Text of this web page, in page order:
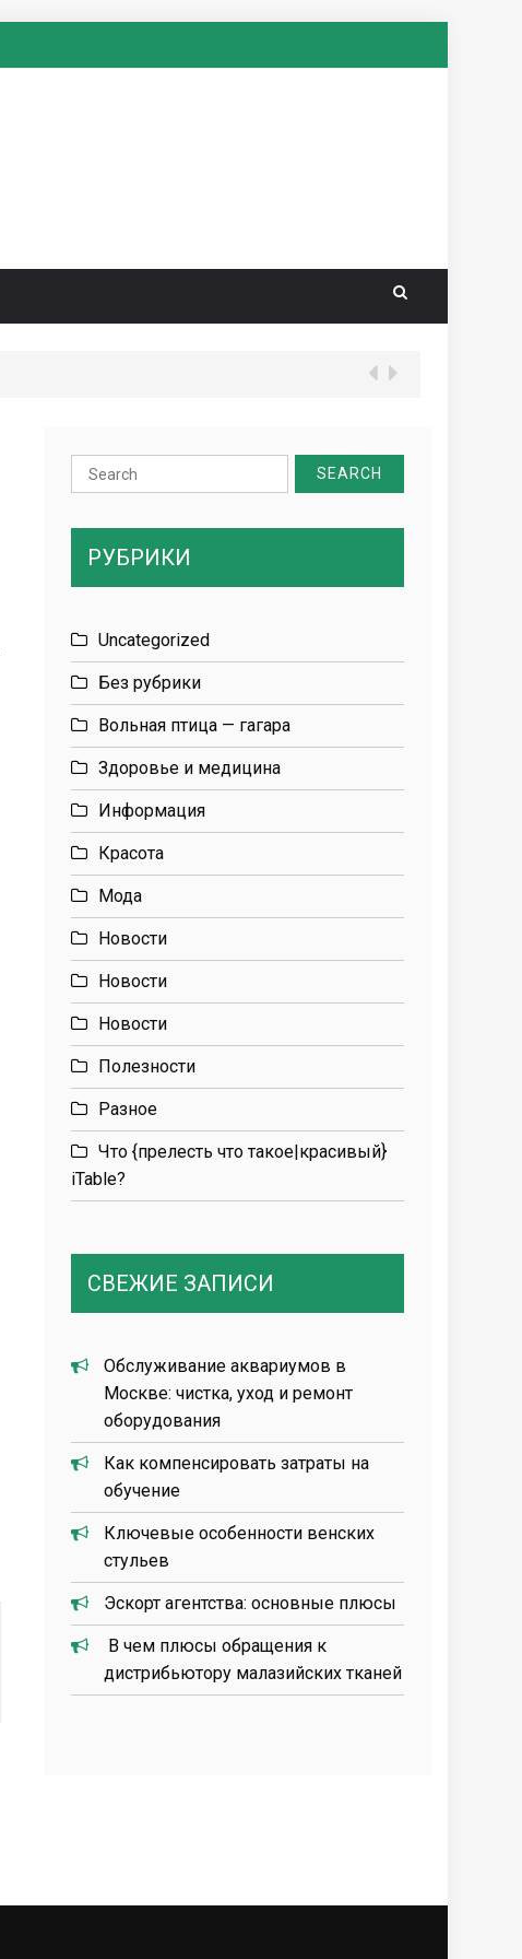
Search
for:
РУБРИКИ
Uncategorized
Без рубрики
Вольная птица — гагара
Здоровье и медицина
Информация
Красота
Мода
Новости
Новости
Новости
Полезности
Разное
Что {прелесть что такое|красивый}
iTable?
СВЕЖИЕ ЗАПИСИ
Обслуживание аквариумов в
Москве: чистка, уход и ремонт
оборудования
Как компенсировать затраты на
обучение
Ключевые особенности венских
стульев
Эскорт агентства: основные плюсы
В чем плюсы обращения к
дистрибьютору малазийских тканей